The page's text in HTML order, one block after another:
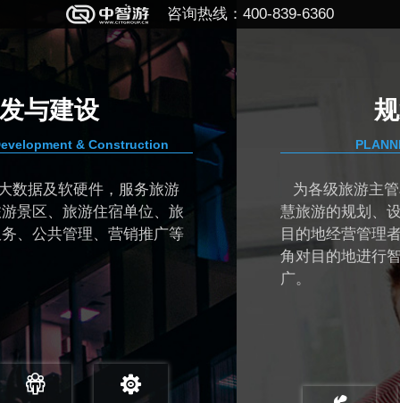
咨询热线：400-839-6360
规划与顾问
PLANNING & CONSULTING
为各级旅游主管单位和目的地管理者提供智
慧旅游的规划、设计、顾问和监理服务，帮助
目的地经营管理者从大数据视角和“互联网+“
角对目的地进行智慧化管理和运营、营销推